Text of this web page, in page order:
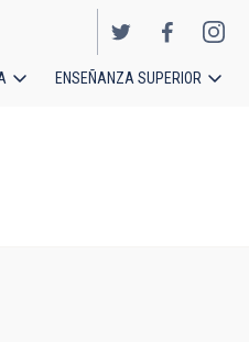
ENSEÑANZA SUPERIOR